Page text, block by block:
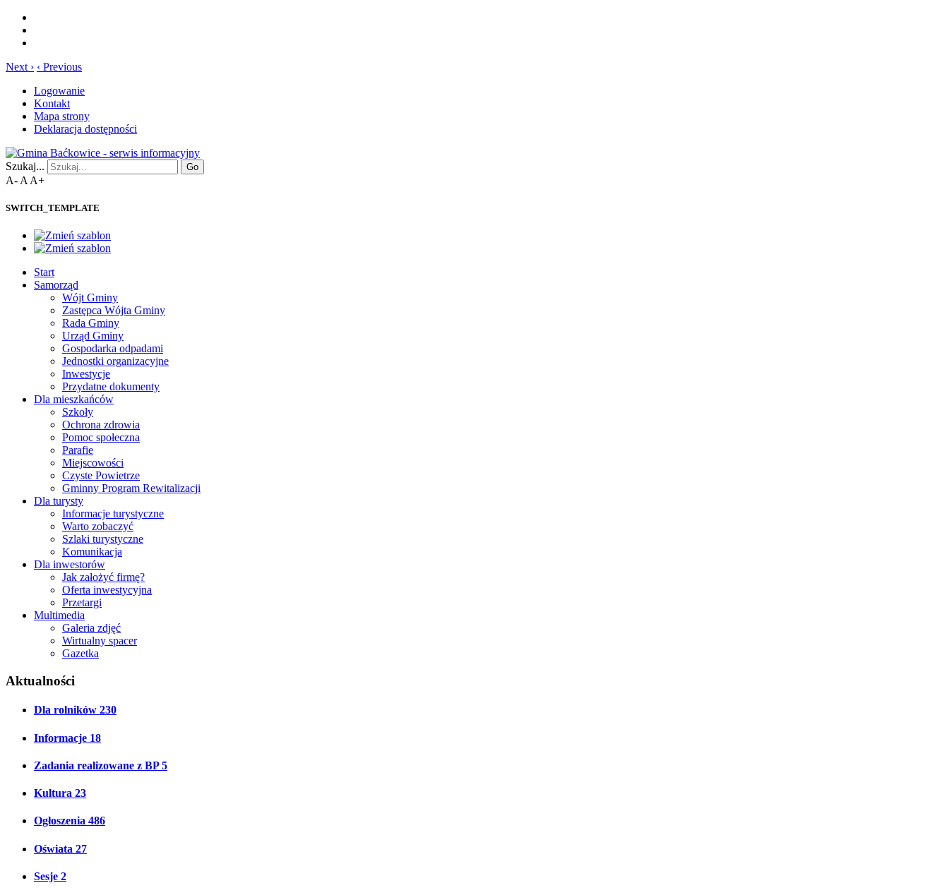
Next › ‹ Previous
Logowanie
Kontakt
Mapa strony
Deklaracja dostępności
Szukaj... Go
A- A A+
SWITCH_TEMPLATE
Start
Samorząd
Wójt Gminy
Zastępca Wójta Gminy
Rada Gminy
Urząd Gminy
Gospodarka odpadami
Jednostki organizacyjne
Inwestycje
Przydatne dokumenty
Dla mieszkańców
Szkoły
Ochrona zdrowia
Pomoc społeczna
Parafie
Miejscowości
Czyste Powietrze
Gminny Program Rewitalizacji
Dla turysty
Informacje turystyczne
Warto zobaczyć
Szlaki turystyczne
Komunikacja
Dla inwestorów
Jak założyć firmę?
Oferta inwestycyjna
Przetargi
Multimedia
Galeria zdjęć
Wirtualny spacer
Gazetka
Aktualności
Dla rolników 230
Informacje 18
Zadania realizowane z BP5
Kultura 23
Ogłoszenia 486
Oświata 27
Sesje 2